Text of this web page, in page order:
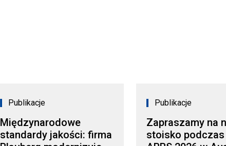
Publikacje
Międzynarodowe
standardy jakości: firma
Publikacje
Zapraszamy na
stoisko